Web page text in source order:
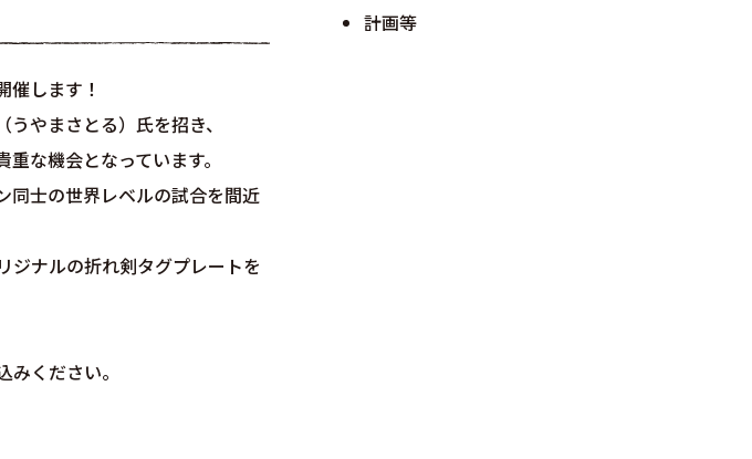
します！
やまさとる）氏を招き、
な機会となっています。
同士の世界レベルの試合を間近
ジナルの折れ剣タグプレートを
ください。
計画等